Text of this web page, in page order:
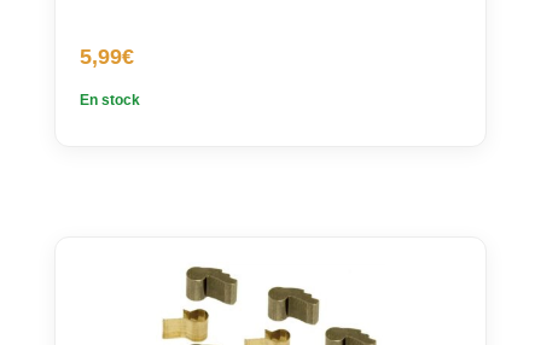
5,99€
En stock